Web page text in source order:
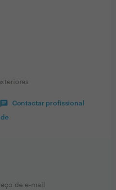
Contactar profissional
de e-mail